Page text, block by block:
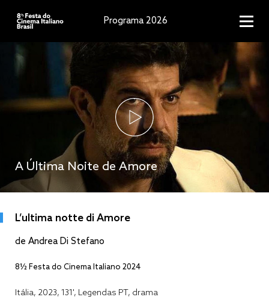
Programa 2026
A Última Noite de Amore
L’ultima notte di Amore
de Andrea Di Stefano
8½ Festa do Cinema Italiano 2024
Itália, 2023, 131', Legendas PT, drama